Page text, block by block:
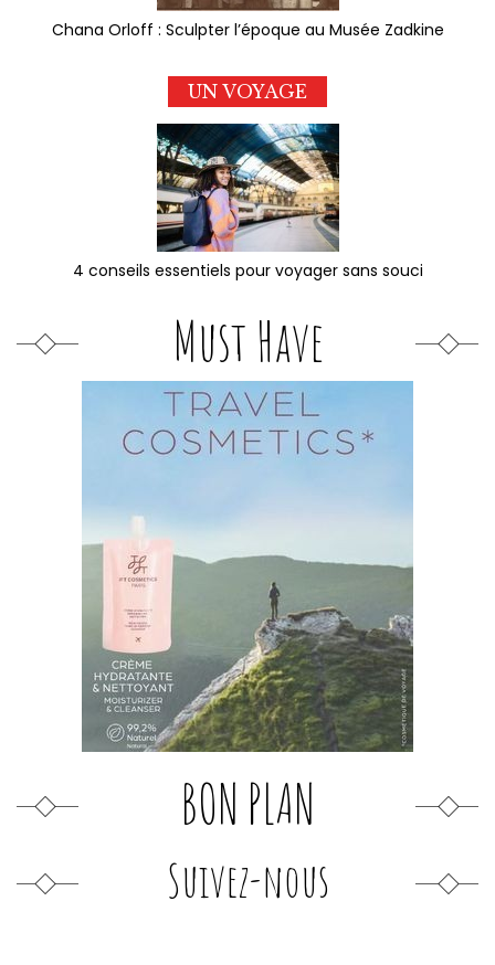
Chana Orloff : Sculpter l’époque au Musée Zadkine
UN VOYAGE
4 conseils essentiels pour voyager sans souci
Must Have
BON PLAN
Suivez-nous